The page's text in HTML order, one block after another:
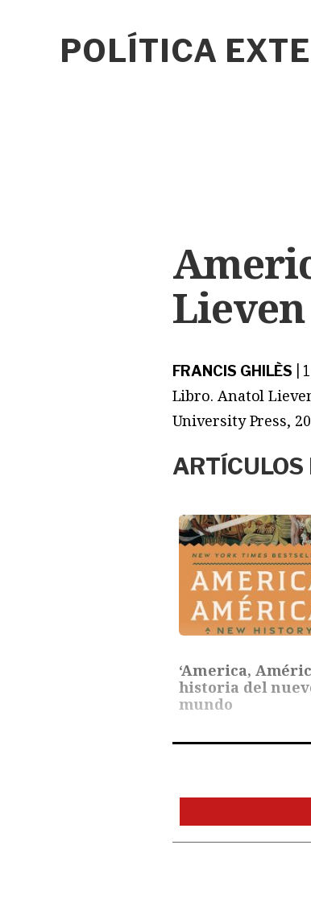
POLÍTICA
Lieven
FRANCIS GHILÈS
Libro. Anatol
University Press,
‘America,
historia del
mundo